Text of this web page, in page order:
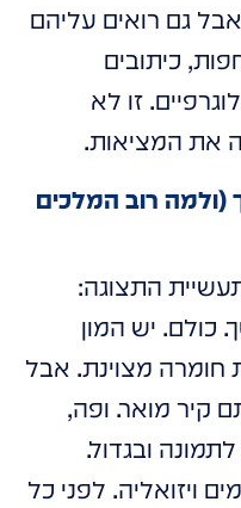
גם רואים עליהם
כיתובים
זו לא
את המציאות.
(ולמה רוב המלכים
התצוגה:
כולם. יש המון
חומרה מצוינת. אבל
קיר מואר. ופה,
ויזואליה. לפני כל